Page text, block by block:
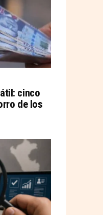
cinco
de los